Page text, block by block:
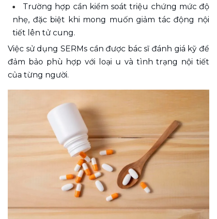
Trường hợp cần kiểm soát triệu chứng mức độ
nhẹ, đặc biệt khi mong muốn giảm tác động nội
tiết lên tử cung.
Việc sử dụng SERMs cần được bác sĩ đánh giá kỹ để
đảm bảo phù hợp với loại u và tình trạng nội tiết
của từng người.